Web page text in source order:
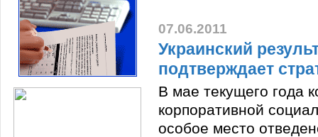
07.06.2011
Украинский
подтверждает
В мае текущего года
корпоративной
особое место